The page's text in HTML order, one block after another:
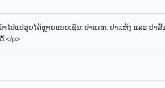
ປແປຮູບໄດ້ຫຼາຍແບບເຊັ່ນ: ປາແດກ, ປາແຫ້ງ ແລະ ປາສົ້
.</p>